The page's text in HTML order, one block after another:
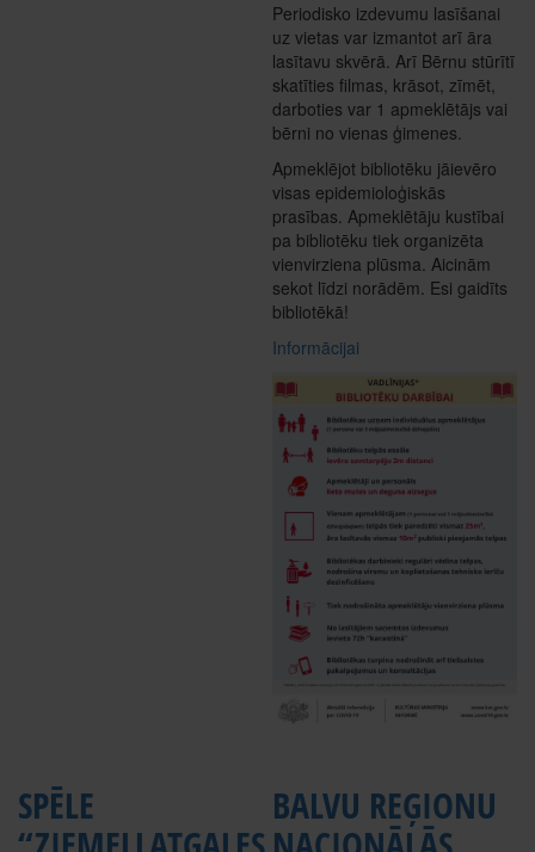
Periodisko izdevumu lasīšanai
uz vietas var izmantot arī āra
lasītavu skvērā. Arī Bērnu stūrītī
skatīties filmas, krāsot, zīmēt,
darboties var 1 apmeklētājs vai
bērni no vienas ģimenes.
Apmeklējot bibliotēku jāievēro
visas epidemioloģiskās
prasības. Apmeklētāju kustībai
pa bibliotēku tiek organizēta
vienvirziena plūsma. Aicinām
sekot līdzi norādēm. Esi gaidīts
bibliotēkā!
Informācijai
SPĒLE
BALVU REĢIONU